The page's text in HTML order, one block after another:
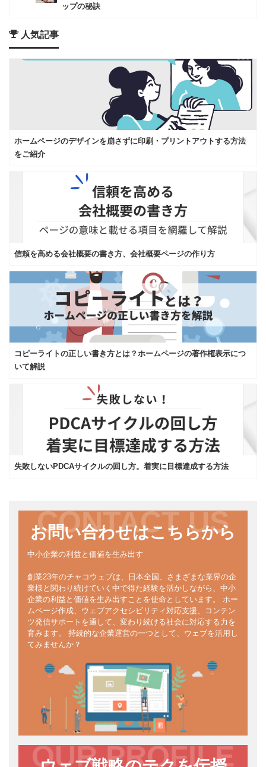
ップの秘訣
人気記事
ホームページのデザインを崩さずに印刷・プリントアウトする方法
をご紹介
信頼を高める会社概要の書き方、会社概要ページの作り方
コピーライトの正しい書き方とは？ホームページの著作権表示につ
いて解説
失敗しないPDCAサイクルの回し方。着実に目標達成する方法
CONTACT US
お問い合わせはこちらから
中小企業の利益と価値を生み出す
創業23年のチャコウェブは、日本全国、さまざまな業界の企
業様と関わり続けていく中で得た経験を活かしながら、中小
企業の利益と価値を生み出すことを使命としています。 ホー
ムページ作成、ウェブアクセシビリティ対応支援、コンテン
ツ発信サポートを通して、変わり続ける社会に対応する力を
育みます。 持続的な企業運営の一つとして、ウェブを活用し
てみませんか？
OUR PROFILE